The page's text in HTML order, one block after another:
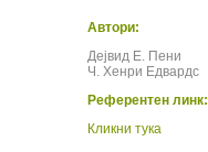
Автори:
Дејвид Е. Пени
Ч. Хенри Едвардс
Референтен линк:
Кликни тука